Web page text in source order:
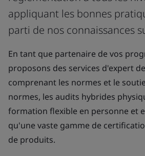
appliquant les bonnes
parti de nos connaissances
En tant que partenaire de vos
proposons des services d'expert
comprenant les normes et le
normes, les audits hybrides
formation flexible en personne et
qu'une vaste gamme de
de produits.